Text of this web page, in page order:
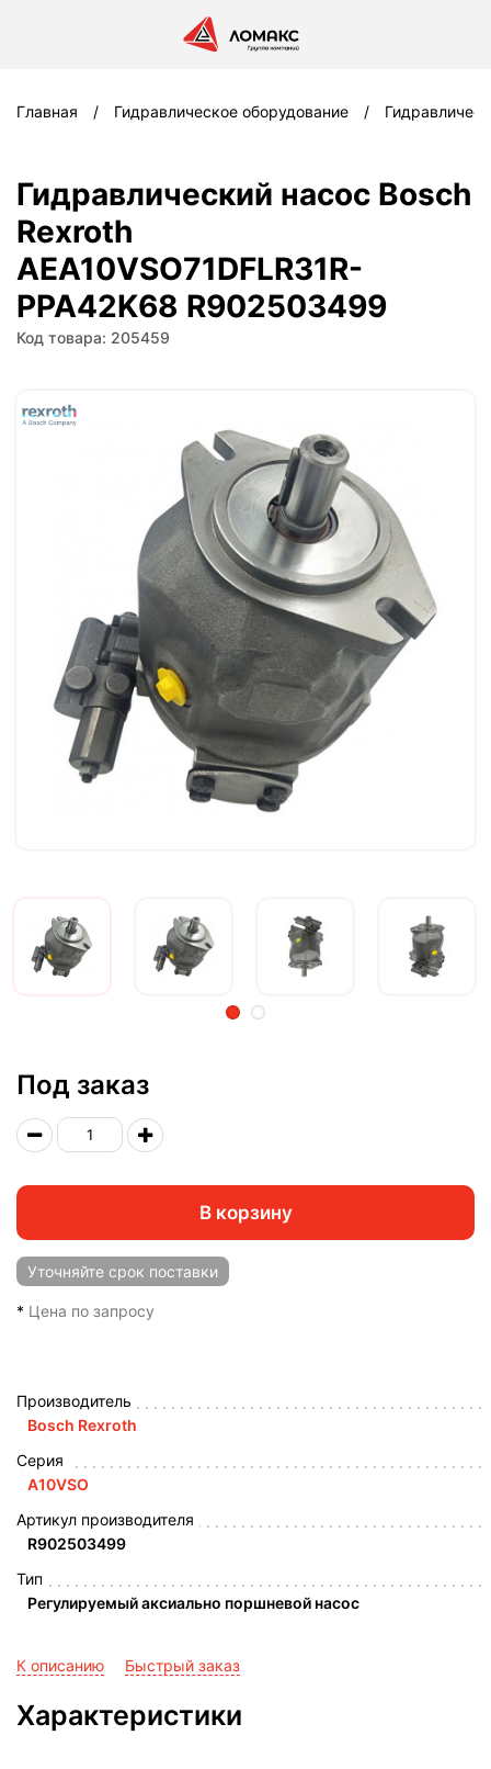
Главная Гидравлическое оборудование
Гидравлический насос Bosch
Rexroth
AEA10VSO71DFLR31R-
PPA42K68 R902503499
Код товара: 205459
Под заказ
В корзину
Уточняйте срок поставки
* Цена по запросу
Производитель
Bosch Rexroth
Серия
A10VSO
Артикул производителя
R902503499
Тип
Регулируемый аксиально поршневой насос
К описанию Быстрый заказ
Характеристики